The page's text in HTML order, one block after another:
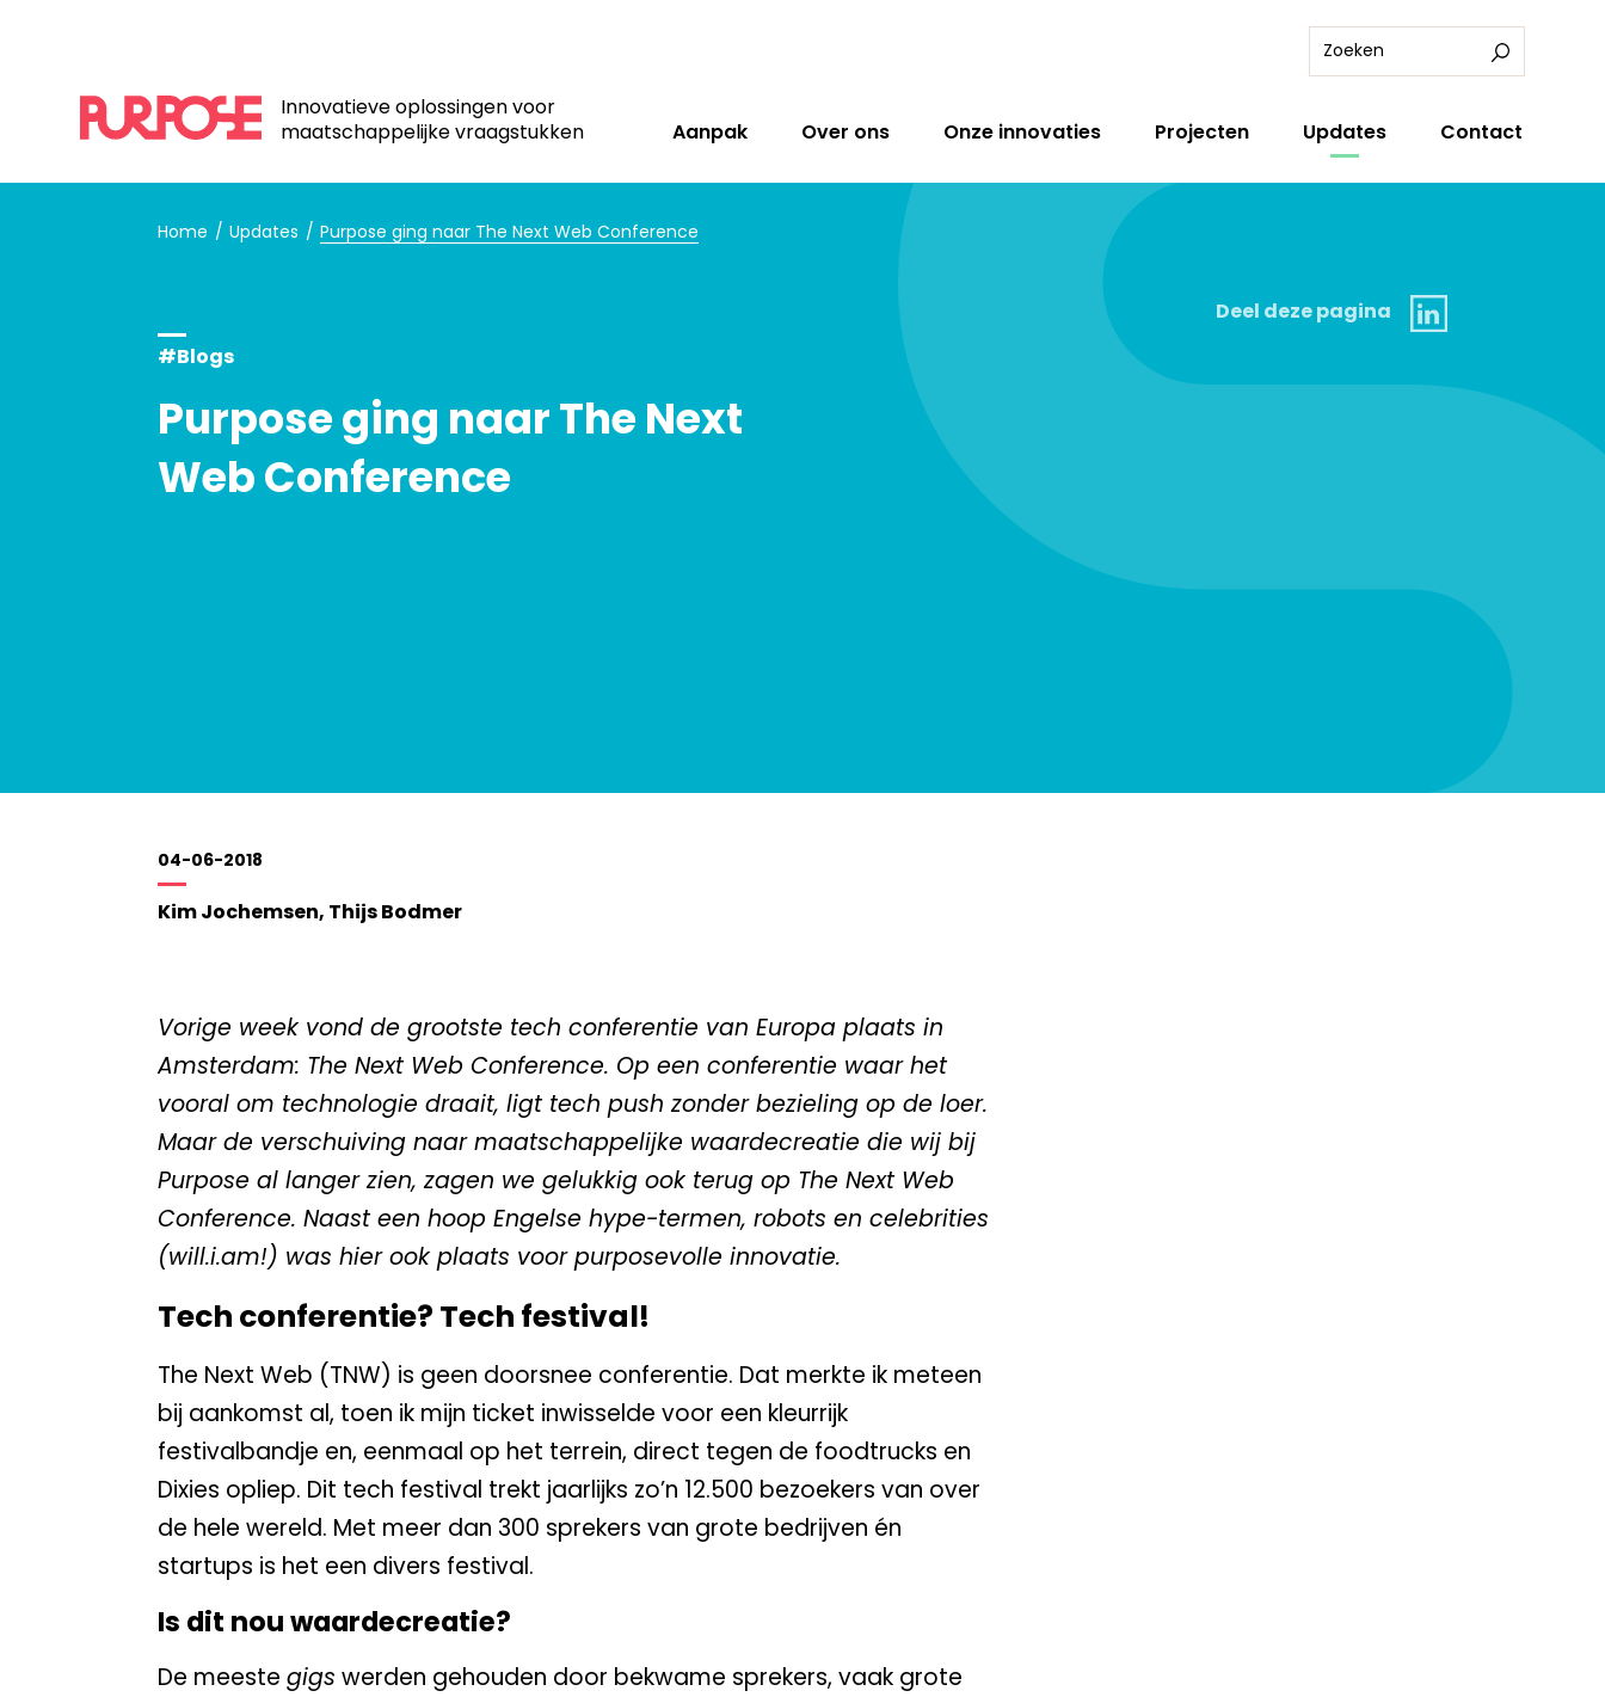
Innovatieve oplossingen voor
maatschappelijke vraagstukken
Aanpak Over ons Onze innovaties Projecten Updates Contact
Home Updates Purpose ging naar The Next Web Conference
#Blogs
Purpose ging naar The Next
Web Conference
Deel deze pagina
04-06-2018
Kim Jochemsen, Thijs Bodmer
Vorige week vond de grootste tech conferentie van Europa plaats in
Amsterdam: The Next Web Conference. Op een conferentie waar het
vooral om technologie draait, ligt tech push zonder bezieling op de loer.
Maar de verschuiving naar maatschappelijke waardecreatie die wij bij
Purpose al langer zien, zagen we gelukkig ook terug op The Next Web
Conference. Naast een hoop Engelse hype-termen, robots en celebrities
(will.i.am!) was hier ook plaats voor purposevolle innovatie.
Tech conferentie? Tech festival!
The Next Web (TNW) is geen doorsnee conferentie. Dat merkte ik meteen
bij aankomst al, toen ik mijn ticket inwisselde voor een kleurrijk
festivalbandje en, eenmaal op het terrein, direct tegen de foodtrucks en
Dixies opliep. Dit tech festival trekt jaarlijks zo’n 12.500 bezoekers van over
de hele wereld. Met meer dan 300 sprekers van grote bedrijven én
startups is het een divers festival.
Is dit nou waardecreatie?
De meeste gigs werden gehouden door bekwame sprekers, vaak grote